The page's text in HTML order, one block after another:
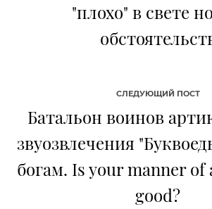
"плохо" в свете
СЛЕДУЮЩИЙ ПОСТ
Батальон воинов
звуозвлечения
богам. Is your manner
good?